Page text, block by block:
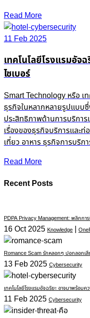
Read More
11 Feb 2025
เทคโนโลยีโรงแรมอัจ
ไซเบอร์
Smart Technology หรือ เ
ธุรกิจในหลากหลายรูปแบบ
ประสิทธิภาพด้านการบริกา
เรื่องของธุรกิจบริการและ
เที่ยว อาหาร ธุรกิจการบริก
Read More
Recent Posts
PDPA Privacy Management: พลิกกา
16 Oct 2025 Knowledge |
Romance Scam รักหลอกๆ ปอกลอกเ
13 Feb 2025 Cybersecurity
เทคโนโลยีโรงแรมอัจฉริยะ อาจมาพร้อมค
11 Feb 2025 Cybersecurity